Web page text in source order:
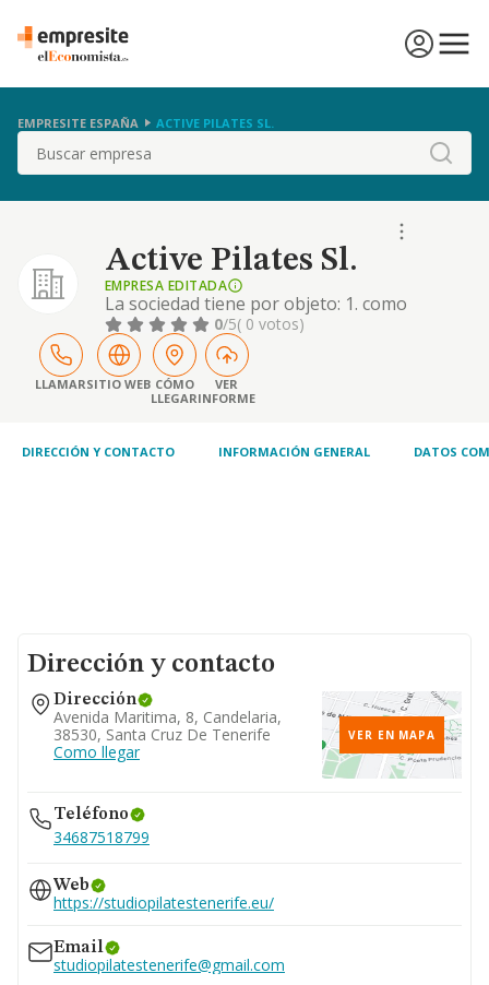
EMPRESITE ESPAÑA ACTIVE PILATES SL.
Buscar
Active Pilates Sl.
EMPRESA EDITADA
La sociedad tiene por objeto: 1. como
actividad principal: actividades de los
gimnasios (c.n.a.e. 9313) 2. como otras
actividades: 1. la instalación y explotación de
gimnasios, compra y venta, importación y
exportación, de maquinaria y elementos
prendas de
0/5( 0 votos)
LLAMARSITIO WEB CÓMO
LLEGAR
VER
INFORME
DIRECCIÓN Y CONTACTO INFORMACIÓN GENERAL DATOS
Dirección y contacto
Dirección
Avenida Maritima, 8, Candelaria,
38530, Santa Cruz De Tenerife
Como llegar
VER EN MAPA
Teléfono
34687518799
Web
https://studiopilatestenerife.eu/
Email
studiopilatestenerife@gmail.com